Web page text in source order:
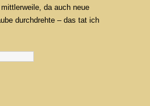
da auch neue
durchdrehte – das tat ich